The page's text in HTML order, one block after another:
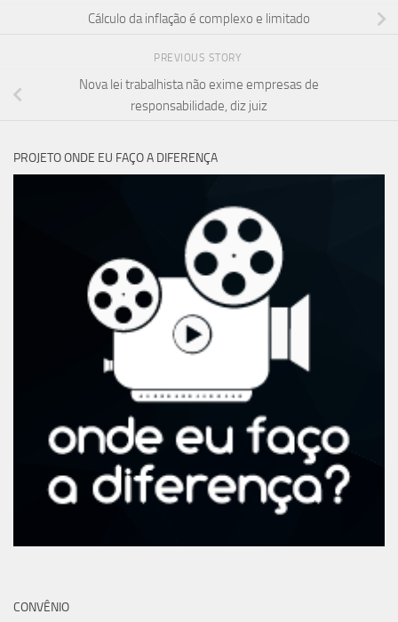
Cálculo da inflação é complexo e limitado
PREVIOUS STORY
Nova lei trabalhista não exime empresas de
responsabilidade, diz juiz
PROJETO ONDE EU FAÇO A DIFERENÇA
CONVÊNIO